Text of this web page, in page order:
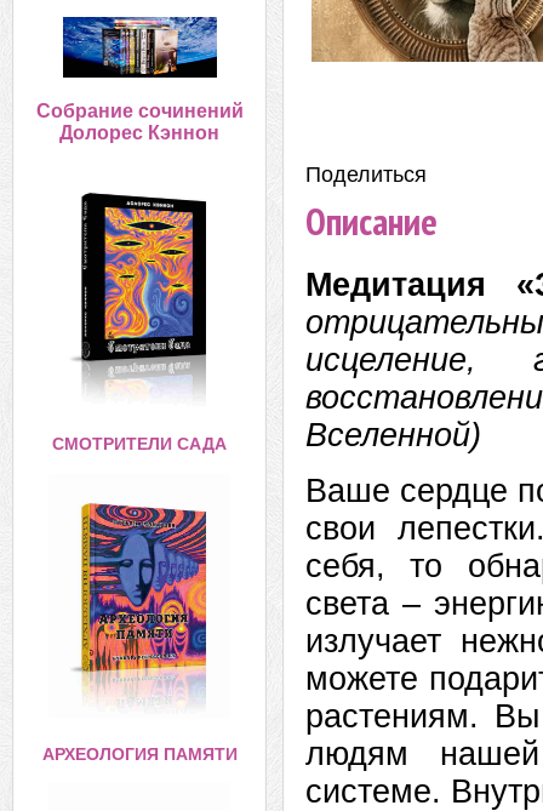
Поделиться:
Описание
Медитация
исцеление,
Вселенной)
Ваше сердце
свои
себя, то
света –
излучает
можете
растениям.
людям
системе.
Собрание сочинений
Долорес Кэннон
СМОТРИТЕЛИ САДА
АРХЕОЛОГИЯ ПАМЯТИ